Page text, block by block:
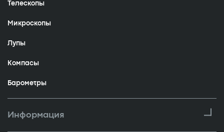
Телескопы
Микроскопы
Лупы
Компасы
Барометры
Информация